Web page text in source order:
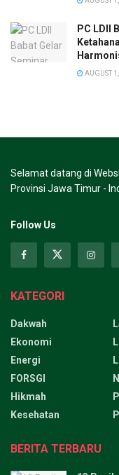
PC LDII
AUGUST
Selamat datang di
Provinsi Jawa Timur -
Follow Us
KATEGORI
Dakwah
Ekonomi
Energi
FORSGI
Hikmah
Kesehatan
BERITA TERBARU